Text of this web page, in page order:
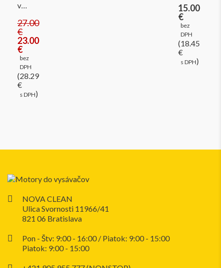
v…
27.00
€
23.00
€
bez
DPH
(28.29
€
s DPH)
15.00
€
bez
DPH
(18.45
€
s DPH)
NOVA CLEAN
Ulica Svornosti 11966/41
821 06 Bratislava
Pon - Štv: 9:00 - 16:00 / Piatok: 9:00 - 15:00
Piatok: 9:00 - 15:00